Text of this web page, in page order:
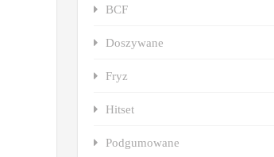
BCF
Doszywane
Fryz
Hitset
Podgumowane